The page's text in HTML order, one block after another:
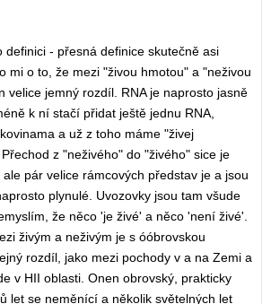
definici - přesná definice skutečně asi
mi o to, že mezi "živou hmotou" a "neživou
velice jemný rozdíl. RNA je naprosto jasně
k ní stačí přidat ještě jednu RNA,
a už z toho máme "živej
z "neživého" do "živého" sice je
ale pár velice rámcových představ je a jsou
plynulé. Uvozovky jsou tam všude
že něco 'je živé' a něco 'není živé'.
živým a neživým je s óóbrovskou
rozdíl, jako mezi pochody v a na Zemi a
v HII oblasti. Onen obrovský, prakticky
let se neměnící a několik světelných let